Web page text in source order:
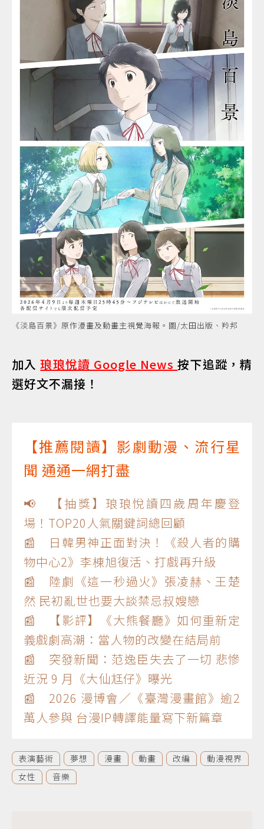
《淡島百景》原作漫畫及動畫主視覺海報。圖/太田出版、羚邦
加入琅琅悅讀 Google News按下追蹤，精
選好文不漏接！
【推薦閱讀】影劇動漫、流行星
聞 通通一網打盡
📢 【抽獎】琅琅悅讀四歲周年慶登
場！TOP20人氣關鍵詞總回顧
📰 日韓男神正面對決！《殺人者的購
物中心2》李棟旭復活、打戲再升級
📰 陸劇《這一秒過火》張凌赫、王楚
然 民初亂世也要大談禁忌叔嫂戀
📰 【影評】《大熊餐廳》如何重新定
義戲劇高潮：當人物的改變在結局前
📰 突發新聞：范逸臣失去了一切 悲慘
近況 9 月《大仙尪仔》曝光
📰 2026 漫博會／《臺灣漫畫館》逾2
萬人參與 台漫IP轉譯能量寫下新篇章
表演藝術 夢想 漫畫 動畫 改編
動漫視界
女性
音樂